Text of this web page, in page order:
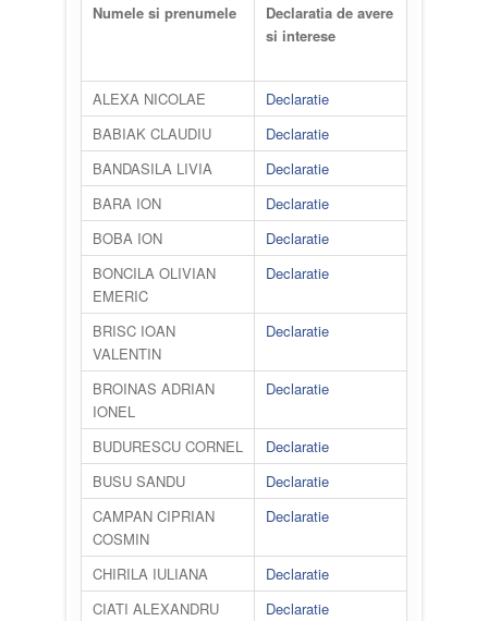
Numele si prenumele
Declaratia de avere
si interese
ALEXA NICOLAE
Declaratie
BABIAK CLAUDIU
Declaratie
BANDASILA LIVIA
Declaratie
BARA ION
Declaratie
BOBA ION
Declaratie
BONCILA OLIVIAN
EMERIC
Declaratie
BRISC IOAN
VALENTIN
Declaratie
BROINAS ADRIAN
IONEL
Declaratie
BUDURESCU CORNEL
Declaratie
BUSU SANDU
Declaratie
CAMPAN CIPRIAN
COSMIN
Declaratie
CHIRILA IULIANA
Declaratie
CIATI ALEXANDRU
Declaratie